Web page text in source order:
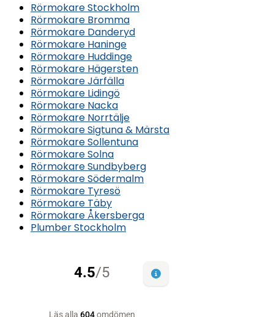
Rörmokare Stockholm
Rörmokare Bromma
Rörmokare Danderyd
Rörmokare Haninge
Rörmokare Huddinge
Rörmokare Hägersten
Rörmokare Järfälla
Rörmokare Lidingö
Rörmokare Nacka
Rörmokare Norrtälje
Rörmokare Sigtuna & Märsta
Rörmokare Sollentuna
Rörmokare Solna
Rörmokare Sundbyberg
Rörmokare Södermalm
Rörmokare Tyresö
Rörmokare Täby
Rörmokare Åkersberga
Plumber Stockholm